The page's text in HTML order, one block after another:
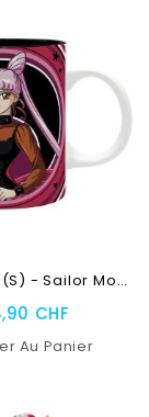
Mug - Mug(s) - Sailor Moon...
CHF
Au Panier